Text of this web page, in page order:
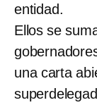
entidad.
Ellos se
una carta